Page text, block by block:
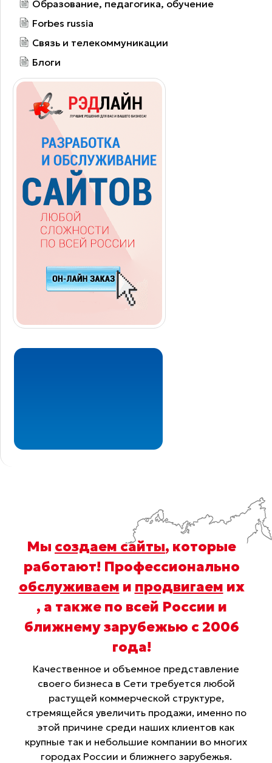
Образование, педагогика, обучение
Forbes russia
Связь и телекоммуникации
Блоги
Мы создаем сайты, которые
работают! Профессионально
обслуживаем и продвигаем их
, а также по всей России и
ближнему зарубежью с 2006
года!
Качественное и объемное представление
своего бизнеса в Сети требуется любой
растущей коммерческой структуре,
стремящейся увеличить продажи, именно по
этой причине среди наших клиентов как
крупные так и небольшие компании во многих
городах России и ближнего зарубежья.